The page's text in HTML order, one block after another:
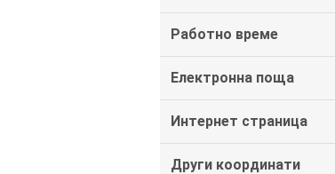
Работно време
Електронна поща
Интернет страница
Други координати